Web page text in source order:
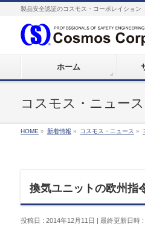
製品安全認証のコスモス・コーポレイション
ホーム
コスモス・ニュース
HOME » 新着情報 » コスモス・ニュース »
換気ユニットの欧州指
投稿日 : 2014年12月11日 最終更新日時 :